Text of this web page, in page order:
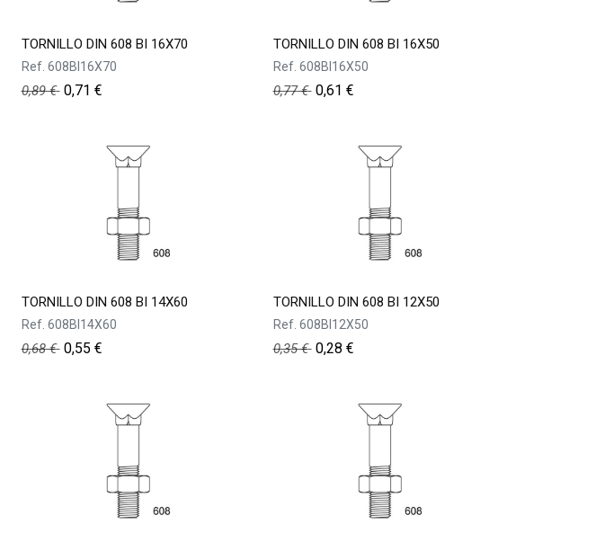
TORNILLO DIN 608 BI 16X70
Ref. 608BI16X70
0,89€ 0,71 €
TORNILLO DIN 608 BI 16X50
Ref. 608BI16X50
0,77€ 0,61 €
TORNILLO DIN 608 BI 14X60
Ref. 608BI14X60
0,68€ 0,55 €
TORNILLO DIN 608 BI 12X50
Ref. 608BI12X50
0,35€ 0,28 €